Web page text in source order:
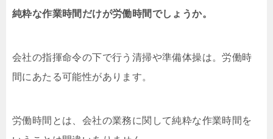
純粋な作業時間だけが労働時間でしょうか。
会社の指揮命令の下で⾏う清掃や準備体操は。労働時
間にあたる可能性があります。
労働時間とは、会社の業務に関して純粋な作業時間を